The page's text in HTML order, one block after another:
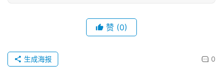
诗
赞 (0)
0
生成海报